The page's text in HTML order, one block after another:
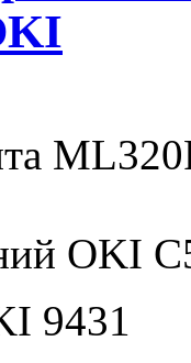
OKI
9431